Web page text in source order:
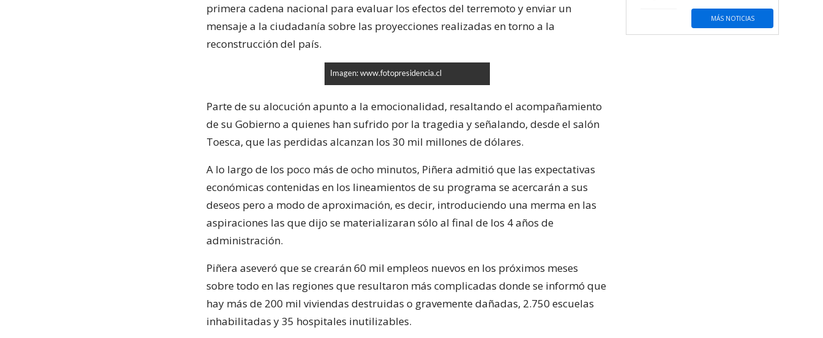
primera cadena nacional para evaluar los efectos del terremoto y enviar un
mensaje a la ciudadanía sobre las proyecciones realizadas en torno a la
reconstrucción del país.
Imagen: www.fotopresidencia.cl
Parte de su alocución apunto a la emocionalidad, resaltando el acompañamiento
de su Gobierno a quienes han sufrido por la tragedia y señalando, desde el salón
Toesca, que las perdidas alcanzan los 30 mil millones de dólares.
A lo largo de los poco más de ocho minutos, Piñera admitió que las expectativas
económicas contenidas en los lineamientos de su programa se acercarán a sus
deseos pero a modo de aproximación, es decir, introduciendo una merma en las
aspiraciones las que dijo se materializaran sólo al final de los 4 años de
administración.
Piñera aseveró que se crearán 60 mil empleos nuevos en los próximos meses
sobre todo en las regiones que resultaron más complicadas donde se informó que
hay más de 200 mil viviendas destruidas o gravemente dañadas, 2.750 escuelas
inhabilitadas y 35 hospitales inutilizables.
MÁS NOTICIAS